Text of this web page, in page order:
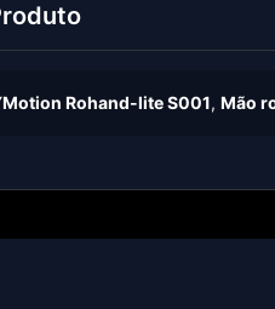
Rohand-lite S001, Mão